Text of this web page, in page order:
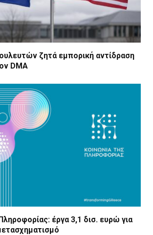
ζητά εμπορική αντίδραση
DMA
έργα 3,1 δισ. ευρώ για